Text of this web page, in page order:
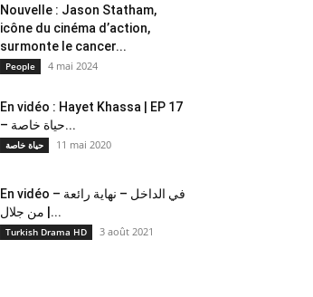
Nouvelle : Jason Statham,
icône du cinéma d’action,
surmonte le cancer...
People 4 mai 2024
En vidéo : Hayet Khassa | EP 17
– حياة خاصة...
حياة خاصة 11 mai 2020
En vidéo – في الداخل – نهاية رائعة
من جلال |...
Turkish Drama HD 3 août 2021